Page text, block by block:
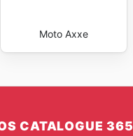
Moto Axxe
CATALOGUE 365